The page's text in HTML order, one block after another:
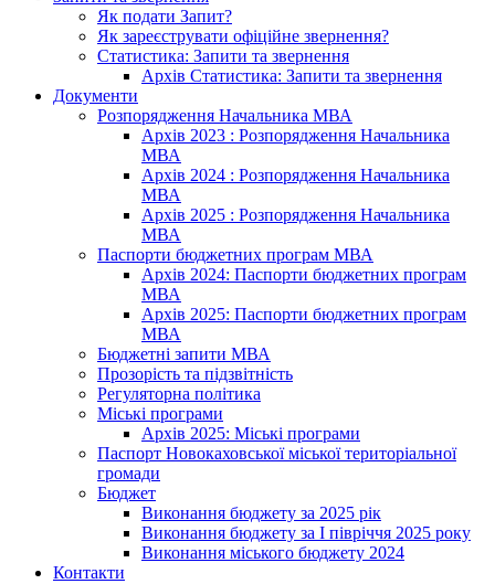
Як подати Запит?
Як зареєструвати офіційне звернення?
Статистика: Запити та звернення
Архів Статистика: Запити та звернення
Документи
Розпорядження Начальника МВА
Архів 2023 : Розпорядження Начальника
МВА
Архів 2024 : Розпорядження Начальника
МВА
Архів 2025 : Розпорядження Начальника
МВА
Паспорти бюджетних програм МВА
Архів 2024: Паспорти бюджетних програм
МВА
Архів 2025: Паспорти бюджетних програм
МВА
Бюджетні запити МВА
Прозорість та підзвітність
Регуляторна політика
Міські програми
Архів 2025: Міські програми
Паспорт Новокаховської міської територіальної
громади
Бюджет
Виконання бюджету за 2025 рік
Виконання бюджету за І півріччя 2025 року
Виконання міського бюджету 2024
Контакти